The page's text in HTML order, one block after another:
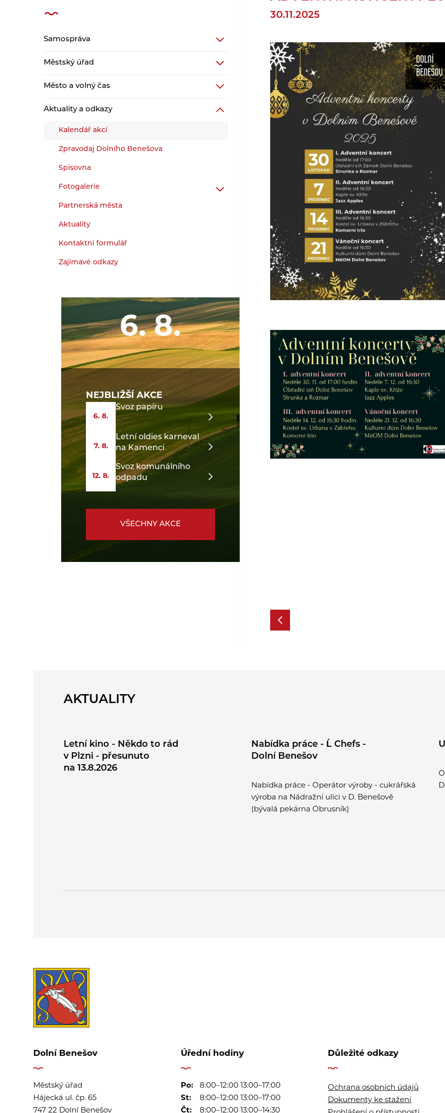
Samospráva
Městský úřad
Město a volný čas
Aktuality a odkazy
Kalendář akcí
Zpravodaj Dolního Benešova
Spisovna
Fotogalerie
Partnerská města
Aktuality
Kontaktní formulář
Zajímavé odkazy
6. 8.
NEJBLIŽŠÍ AKCE
6. 8.
Svoz papíru
7. 8.
Letní oldies karneval
na Kamenci
12. 8.
Svoz komunálního
odpadu
VŠECHNY AKCE
30.11.2025
AKTUALITY
Letní kino - Někdo to rád
v Plzni - přesunuto
na 13.8.2026
Nabídka práce - Ĺ Chefs -
Dolní Benešov
Nabídka práce - Operátor výroby - cukrářská
výroba na Nádražní ulici v D. Benešově
(bývalá pekárna Obrusník)
Dolní Benešov
Městský úřad
Hájecká ul. čp. 65
747 22 Dolní Benešov
Úřední hodiny
Po:
8:00–12:00 13:00–17:00
St:
8:00–12:00 13:00–17:00
Čt:
8:00–12:00 13:00–14:30
Důležité odkazy
Ochrana osobních údajů
Dokumenty ke stažení